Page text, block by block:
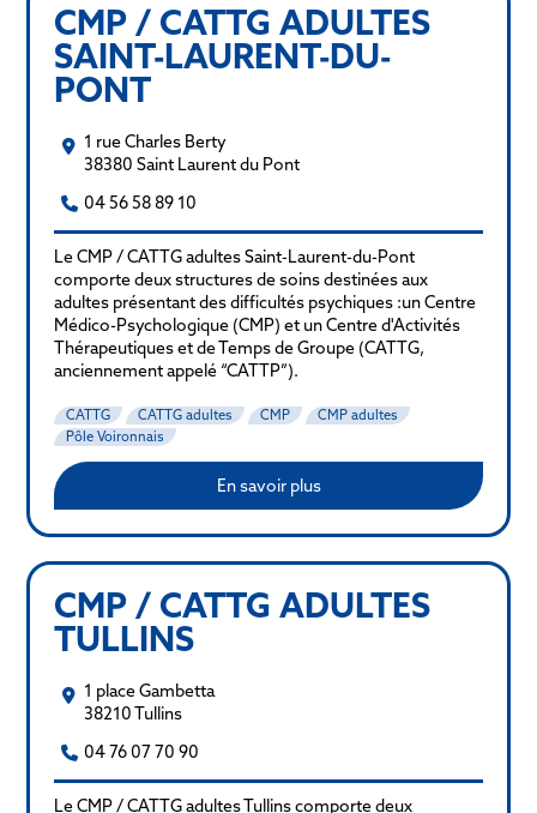
CMP / CATTG ADULTES
SAINT-LAURENT-DU-
PONT
1 rue Charles Berty
38380 Saint Laurent du Pont
04 56 58 89 10
Le CMP / CATTG adultes Saint-Laurent-du-Pont
comporte deux structures de soins destinées aux
adultes présentant des difficultés psychiques :un Centre
Médico-Psychologique (CMP) et un Centre d'Activités
Thérapeutiques et de Temps de Groupe (CATTG,
anciennement appelé “CATTP”).
CATTG CATTG adultes CMP
CMP adultes
Pôle Voironnais
En savoir plus
CMP / CATTG ADULTES
TULLINS
1 place Gambetta
38210 Tullins
04 76 07 70 90
Le CMP / CATTG adultes Tullins comporte deux